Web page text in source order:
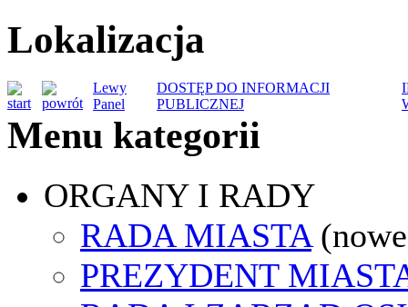
Lokalizacja
Lewy
Panel
DOSTĘP DO INFORMACJI
PUBLICZNEJ
Menu kategorii
ORGANY I RADY
RADA MIASTA
PREZYDENT